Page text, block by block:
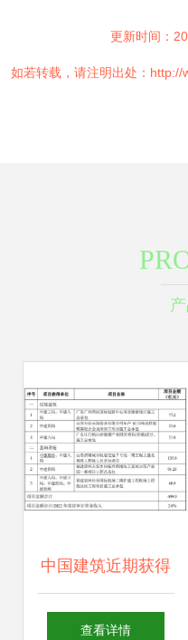
更新时间：
如若转载，请注明出处：
中国建筑近期获得
合计409亿元重大
查看详情